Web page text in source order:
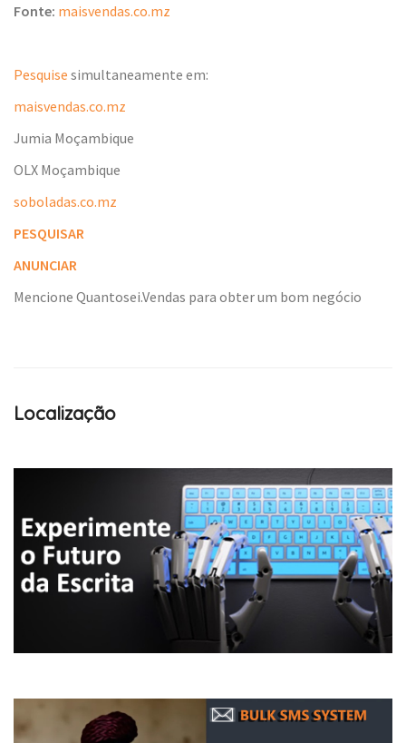
Fonte: maisvendas.co.mz
Pesquise simultaneamente em:
maisvendas.co.mz
Jumia Moçambique
OLX Moçambique
soboladas.co.mz
PESQUISAR
ANUNCIAR
Mencione Quantosei.Vendas para obter um bom negócio
Localização